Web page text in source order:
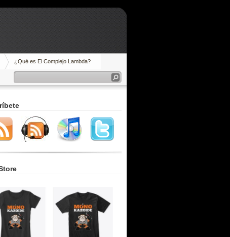
¿Qué es El Complejo Lambda?